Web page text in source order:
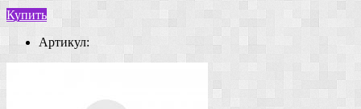
Купить
Артикул: